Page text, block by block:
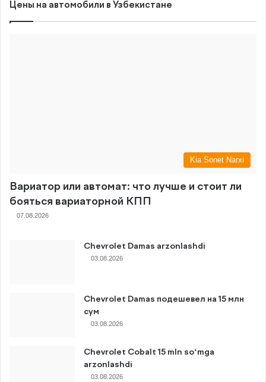
Цены на автомобили в Узбекистане
Kia Sonet Narxi
Вариатор или автомат: что лучше и стоит ли
бояться вариаторной КПП
07.08.2026
Chevrolet Damas arzonlashdi
03.08.2026
Chevrolet Damas подешевел на 15 млн
сум
03.08.2026
Chevrolet Cobalt 15 mln so‘mga
arzonlashdi
03.08.2026